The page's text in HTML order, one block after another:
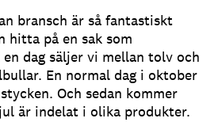
bransch är så fantastiskt
hitta på en sak som
en dag säljer vi mellan tolv och
En normal dag i oktober
Och sedan kommer
är indelat i olika produkter.